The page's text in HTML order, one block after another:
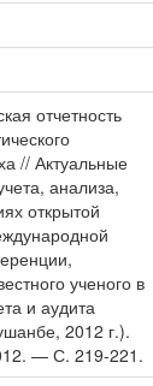
отчетность
// Актуальные
анализа,
открытой
ученого в
и аудита
2012 г.).
— С. 219-221.